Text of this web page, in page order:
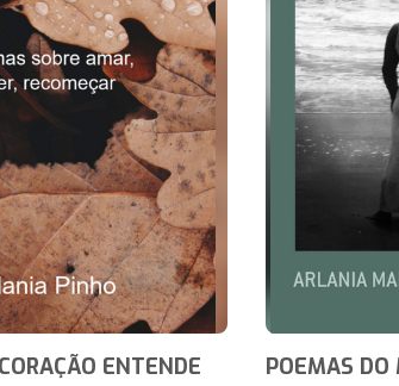
ENTENDE POEMAS DO